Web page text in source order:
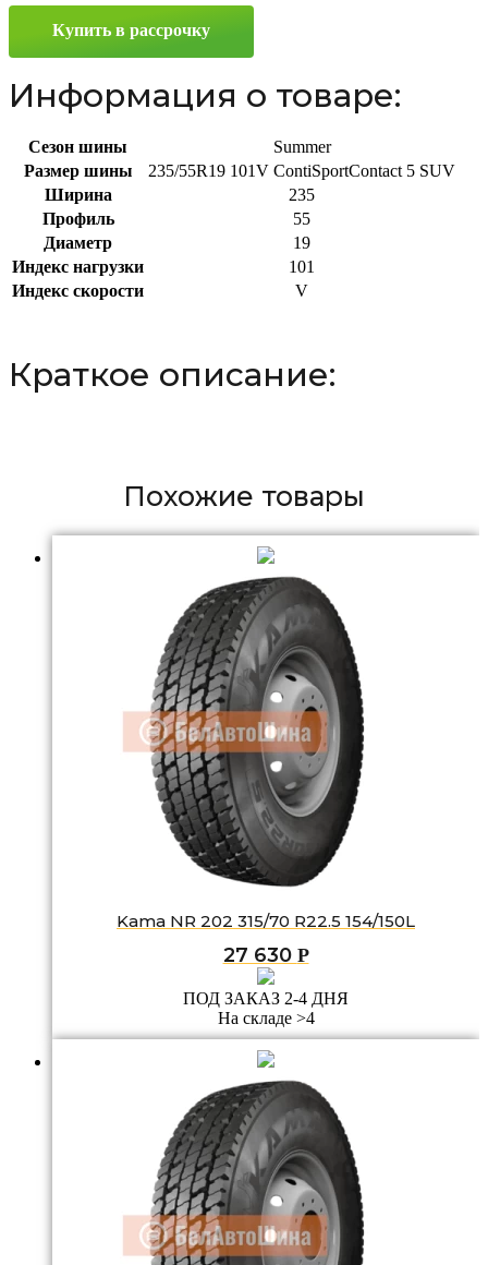
235/55
101V
Купить в рассрочку
Информация о товаре:
Сезон шины
Summer
Размер шины
235/55R19 101V ContiSportContact 5 SUV
Ширина
235
Профиль
55
Диаметр
19
Индекс нагрузки
101
Индекс скорости
V
Краткое описание:
Похожие товары
Kama NR 202 315/70 R22.5 154/150L
27 630 Р
ПОД ЗАКАЗ 2-4 ДНЯ
На складе >4